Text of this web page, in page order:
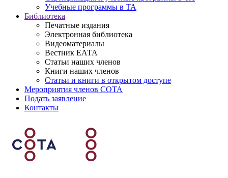
Учебные программы в ТА
Библиотека
Печатные издания
Электронная библиотека
Видеоматериалы
Вестник ЕАТА
Статьи наших членов
Книги наших членов
Статьи и книги в открытом доступе
Мероприятия членов СОТА
Подать заявление
Контакты